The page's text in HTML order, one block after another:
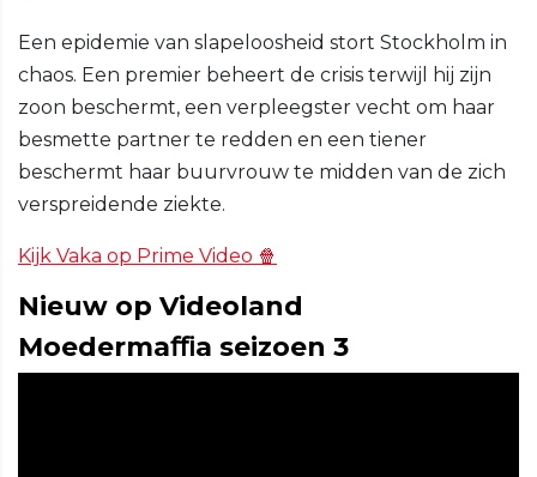
Een epidemie van slapeloosheid stort Stockholm in
chaos. Een premier beheert de crisis terwijl hij zijn
zoon beschermt, een verpleegster vecht om haar
besmette partner te redden en een tiener
beschermt haar buurvrouw te midden van de zich
verspreidende ziekte.
Kijk Vaka op Prime Video 🍿
Nieuw op Videoland
Moedermaﬃa seizoen 3